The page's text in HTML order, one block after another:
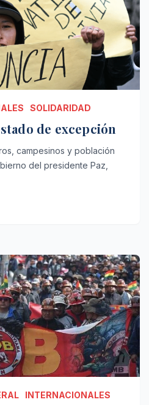
SOLIDARIDAD
de excepción
campesinos y población
del presidente Paz,
INTERNACIONALES